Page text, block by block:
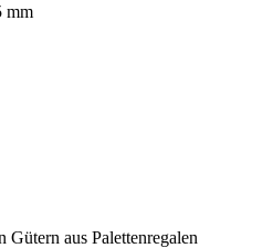
mm
aus Palettenregalen